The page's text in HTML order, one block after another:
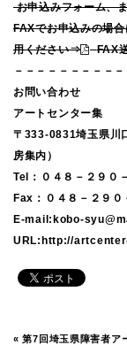
お申込みフォーム、
FAXでお申込みの場
用ください⇒
FAX
－－－－－－－－－
お問い合わせ
アートセンター集
〒333-0831埼玉県川
房集内）
Tel：０４８－２９０
Fax：０４８－２９０
E-mail:kobo-
URL:http://
«第7回埼玉県障害者ア